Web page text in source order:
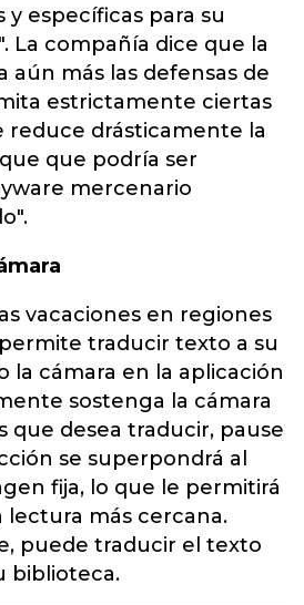
y específicas para su
La compañía dice que la
más las defensas de
estrictamente ciertas
reduce drásticamente la
que podría ser
mercenario
vacaciones en regiones
traducir texto a su
la cámara en la aplicación
sostenga la cámara
que desea traducir, pause
se superpondrá al
fija, lo que le permitirá
lectura más cercana.
puede traducir el texto
biblioteca.